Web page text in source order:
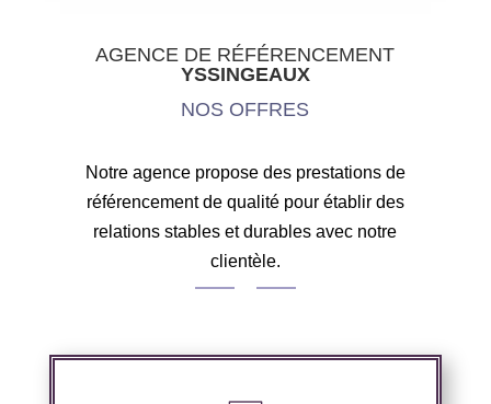
AGENCE DE RÉFÉRENCEMENT
YSSINGEAUX
NOS OFFRES
Notre agence propose des prestations de
référencement de qualité pour établir des
relations stables et durables avec notre
clientèle.